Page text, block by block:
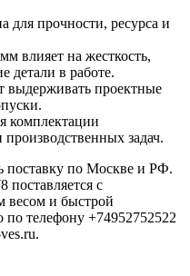
прочности, ресурса и
влияет на жесткость,
детали в работе.
выдерживать проектные
комплектации
задач.
поставку по Москве и РФ.
с
весом и быстрой
по телефону +74952752522